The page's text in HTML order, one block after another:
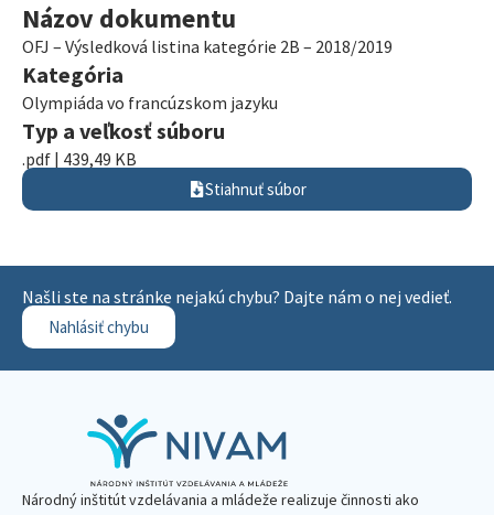
Názov dokumentu
OFJ – Výsledková listina kategórie 2B – 2018/2019
Kategória
Olympiáda vo francúzskom jazyku
Typ a veľkosť súboru
.pdf | 439,49 KB
Stiahnuť súbor
Našli ste na stránke nejakú chybu? Dajte nám o nej vedieť.
Nahlásiť chybu
Národný inštitút vzdelávania a mládeže realizuje činnosti ako